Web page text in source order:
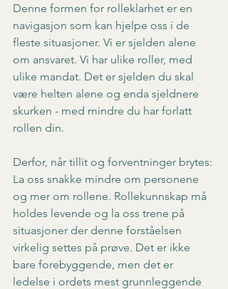
Denne formen for rolleklarhet er en
navigasjon som kan hjelpe oss i de
fleste situasjoner. Vi er sjelden alene
om ansvaret. Vi har ulike roller, med
ulike mandat. Det er sjelden du skal
være helten alene og enda sjeldnere
skurken - med mindre du har forlatt
rollen din.
Derfor, når tillit og forventninger brytes:
La oss snakke mindre om personene
og mer om rollene. Rollekunnskap må
holdes levende og la oss trene på
situasjoner der denne forståelsen
virkelig settes på prøve. Det er ikke
bare forebyggende, men det er
ledelse i ordets mest grunnleggende